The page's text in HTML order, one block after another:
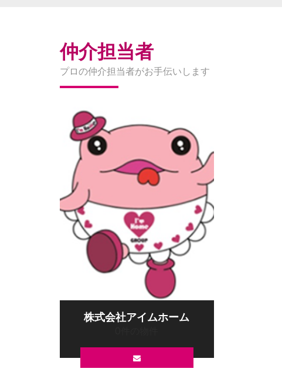
仲介担当者
プロの仲介担当者がお手伝いします
株式会社アイムホーム